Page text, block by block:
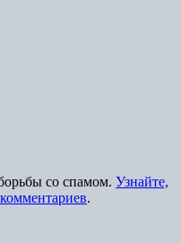
со спамом. Узнайте,
.